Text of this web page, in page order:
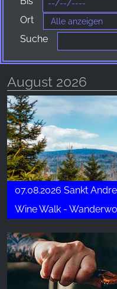
Ort
Suche
August 2026
07.08.2026 Sankt
Wine Walk -
Facebook Pixel
_fbp, fr, _fbq, fbq
Anbieter:
Facebook Ireland
Zweck:
Werbemessung
Cookie Laufzeit:
3 Monate - 1 Jahr
STATISTIK
Statistik Cookies
Diese
unsere Besucher